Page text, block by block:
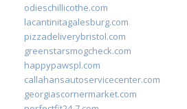
odieschillicothe.com
lacantinitagalesburg.com
pizzadeliverybristol.com
greenstarsmogcheck.com
happypawspl.com
callahansautoservicecenter.com
georgiascornermarket.com